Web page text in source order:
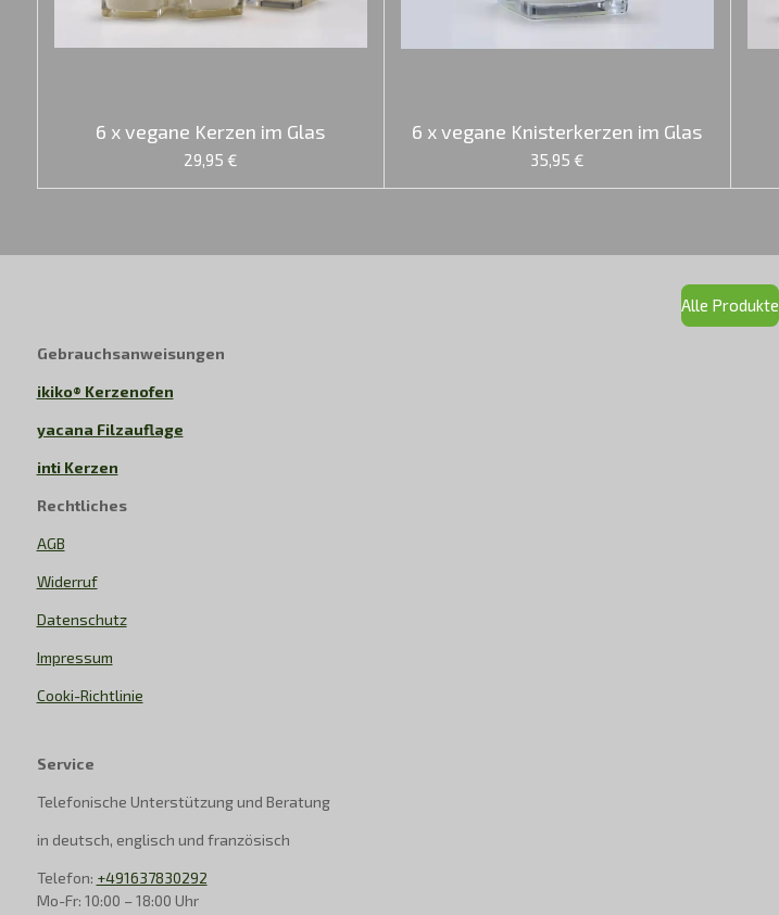
6 x vegane Kerzen im Glas
29,95 €
6 x vegane Knisterkerzen im Glas
35,95 €
Alle Produkte
Gebrauchsanweisungen
ikiko® Kerzenofen
yacana Filzauflage
inti Kerzen
Rechtliches
AGB
Widerruf
Datenschutz
Impressum
Cooki-Richtlinie
Service
Telefonische Unterstützung und Beratung
in deutsch, englisch und französisch
Telefon: +491637830292
Mo-Fr: 10:00 – 18:00 Uhr